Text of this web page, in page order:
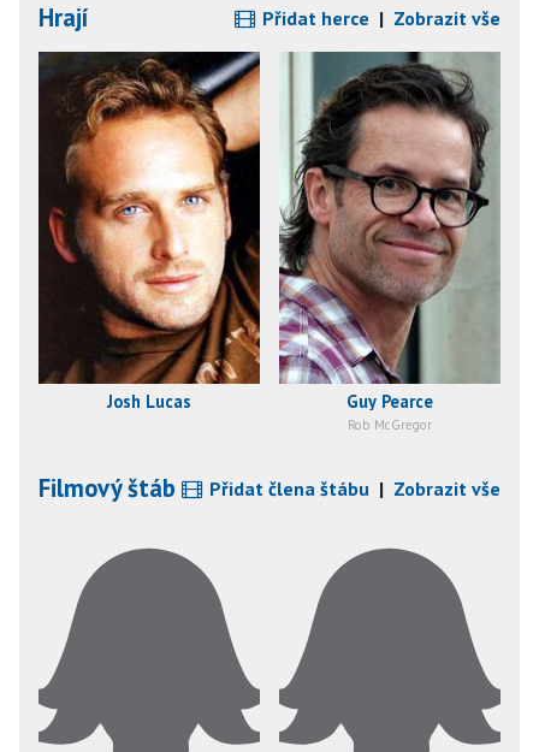
Hrají Přidat herce | Zobrazit vše
Josh Lucas Guy Pearce
Rob McGregor
Filmový štáb Přidat člena štábu | Zobrazit vše